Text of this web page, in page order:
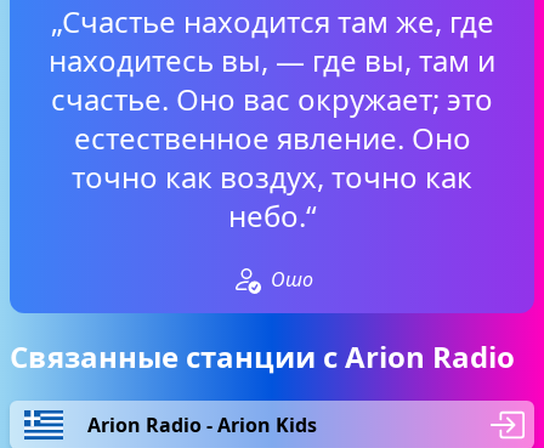
„Счастье находится там же, где
находитесь вы, — где вы, там и
счастье. Оно вас окружает; это
естественное явление. Оно
точно как воздух, точно как
небо.“
Ошо
Связанные станции с Arion Radio
Arion Radio - Arion Kids